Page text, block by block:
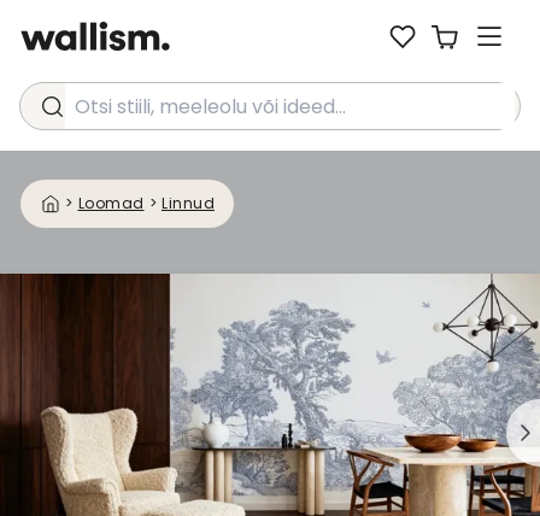
Otsi stiili, meeleolu või ideed...
> Loomad > Linnud